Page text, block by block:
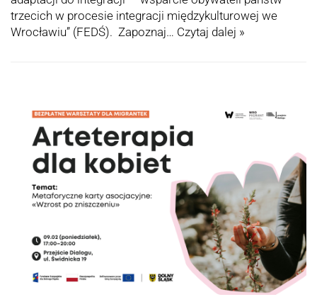
trzecich w procesie integracji międzykulturowej we
Wrocławiu” (FEDŚ). Zapoznaj… Czytaj dalej »